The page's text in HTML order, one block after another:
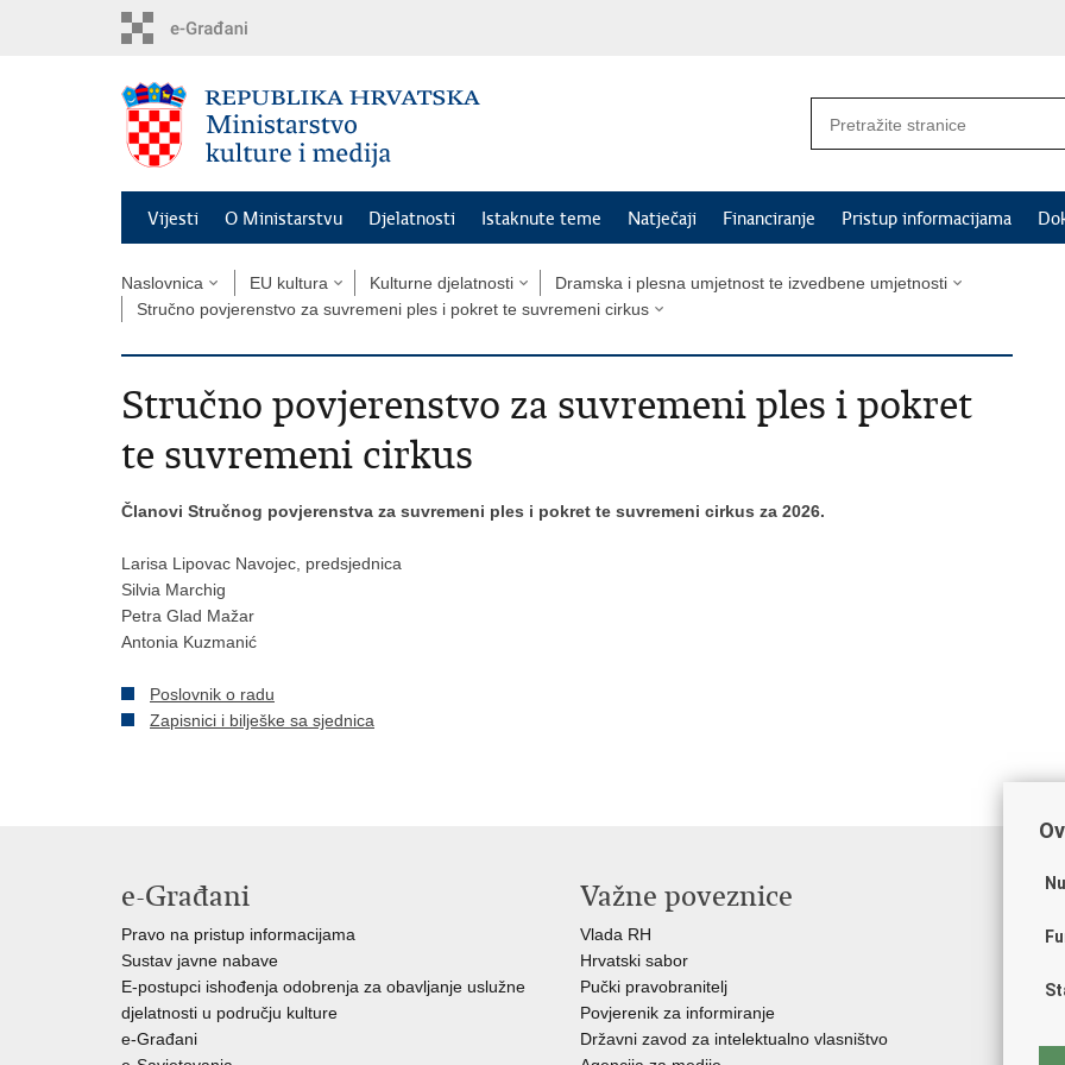
Vijesti O Ministarstvu Djelatnosti Istaknute teme Natječaji Financiranje Pristup informacijama
Naslovnica EU kultura Kulturne djelatnosti
Dramska i plesna umjetnost te izvedbene umjetnosti
Stručno povjerenstvo za suvremeni ples i pokret te suvremeni cirkus
Stručno povjerenstvo za suvremeni ples i pokret
te suvremeni cirkus
Članovi Stručnog povjerenstva za suvremeni ples i pokret te suvremeni cirkus za 2026.
Larisa Lipovac Navojec, predsjednica
Silvia Marchig
Petra Glad Mažar
Antonia Kuzmanić
Poslovnik o radu
Zapisnici i bilješke sa sjednica
e-Građani
Pravo na pristup informacijama
Sustav javne nabave
E-postupci ishođenja odobrenja za obavljanje uslužne
djelatnosti u području kulture
e-Građani
Važne poveznice
Vlada RH
Hrvatski sabor
Pučki pravobranitelj
Povjerenik za informiranje
Državni zavod za intelektualno vlasništvo